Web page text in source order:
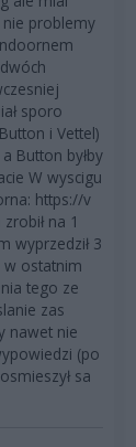
problemy
sporo
i Vettel)
Button byłby
W wyscigu
https://v
na 1
wyprzedził 3
w ostatnim
tego ze
zas
nawet nie
(po
sa